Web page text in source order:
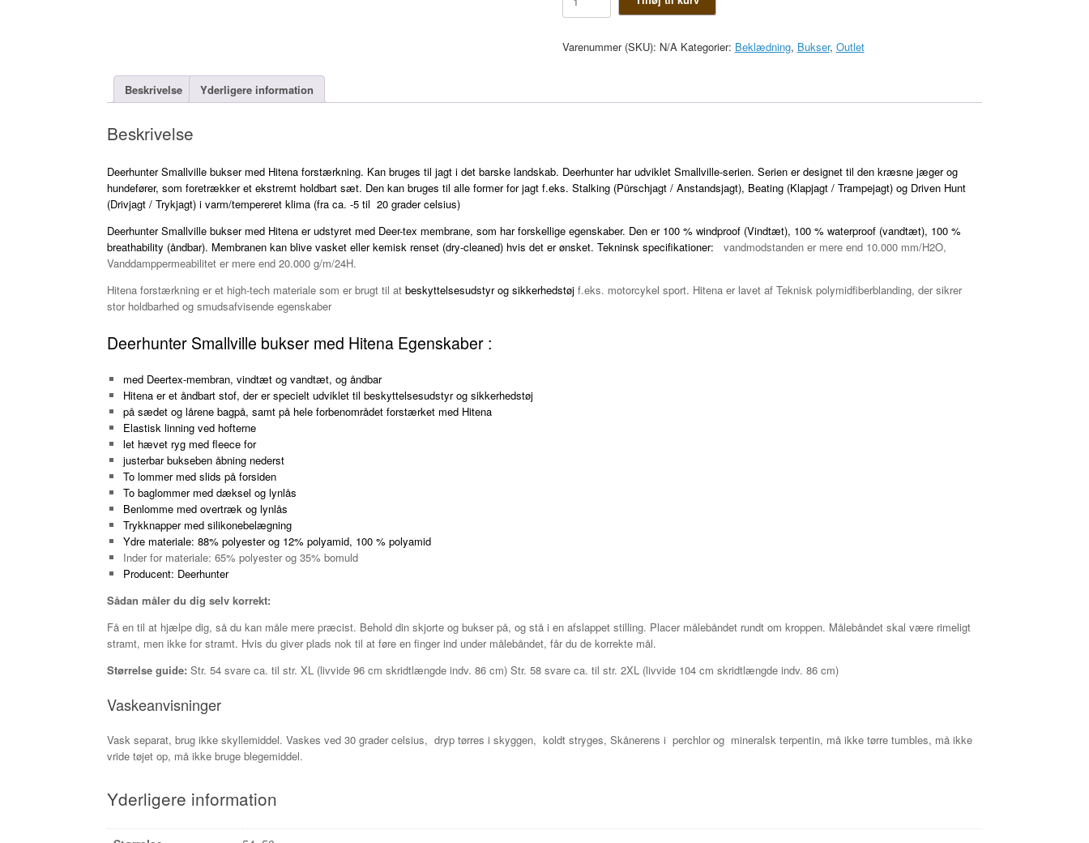
Smallville
Bukser
Hitena
Varenummer (SKU): N/A Kategorier: Beklædning, Bukser, Outlet
Beskrivelse Yderligere information
Beskrivelse
Deerhunter Smallville bukser med Hitena forstærkning. Kan bruges til jagt i det barske landskab. Deerhunter har udviklet Smallville-serien. Serien er designet til den kræsne jæger og
hundefører, som foretrækker et ekstremt holdbart sæt. Den kan bruges til alle former for jagt f.eks. Stalking (Pürschjagt / Anstandsjagt), Beating (Klapjagt / Trampejagt) og Driven Hunt
(Drivjagt / Trykjagt) i varm/tempereret klima (fra ca. -5 til 20 grader celsius)
Deerhunter Smallville bukser med Hitena er udstyret med Deer-tex membrane, som har forskellige egenskaber. Den er 100 % windproof (Vindtæt), 100 % waterproof (vandtæt), 100 %
breathability (åndbar). Membranen kan blive vasket eller kemisk renset (dry-cleaned) hvis det er ønsket. Tekninsk specifikationer: vandmodstanden er mere end 10.000 mm/H2O,
Vanddamppermeabilitet er mere end 20.000 g/m/24H.
Hitena forstærkning er et high-tech materiale som er brugt til at beskyttelsesudstyr og sikkerhedstøj f.eks. motorcykel sport. Hitena er lavet af Teknisk polymidfiberblanding, der sikrer
stor holdbarhed og smudsafvisende egenskaber
Deerhunter Smallville bukser med Hitena Egenskaber :
med Deertex-membran, vindtæt og vandtæt, og åndbar
Hitena er et åndbart stof, der er specielt udviklet til beskyttelsesudstyr og sikkerhedstøj
på sædet og lårene bagpå, samt på hele forbenområdet forstærket med Hitena
Elastisk linning ved hofterne
let hævet ryg med fleece for
justerbar bukseben åbning nederst
To lommer med slids på forsiden
To baglommer med dæksel og lynlås
Benlomme med overtræk og lynlås
Trykknapper med silikonebelægning
Ydre materiale: 88% polyester og 12% polyamid, 100 % polyamid
Inder for materiale: 65% polyester og 35% bomuld
Producent: Deerhunter
Sådan måler du dig selv korrekt:
Få en til at hjælpe dig, så du kan måle mere præcist. Behold din skjorte og bukser på, og stå i en afslappet stilling. Placer målebåndet rundt om kroppen. Målebåndet skal være rimeligt
stramt, men ikke for stramt. Hvis du giver plads nok til at føre en finger ind under målebåndet, får du de korrekte mål.
Størrelse guide: Str. 54 svare ca. til str. XL (livvide 96 cm skridtlængde indv. 86 cm) Str. 58 svare ca. til str. 2XL (livvide 104 cm skridtlængde indv. 86 cm)
Vaskeanvisninger
Vask separat, brug ikke skyllemiddel. Vaskes ved 30 grader celsius, dryp tørres i skyggen, koldt stryges, Skånerens i perchlor og mineralsk terpentin, må ikke tørre tumbles, må ikke
vride tøjet op, må ikke bruge blegemiddel.
Yderligere information